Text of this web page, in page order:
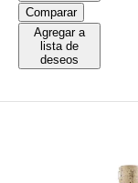
Comparar
Agregar a
lista de
deseos